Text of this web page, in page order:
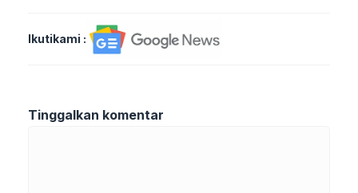
Ikutikami :
Tinggalkan komentar